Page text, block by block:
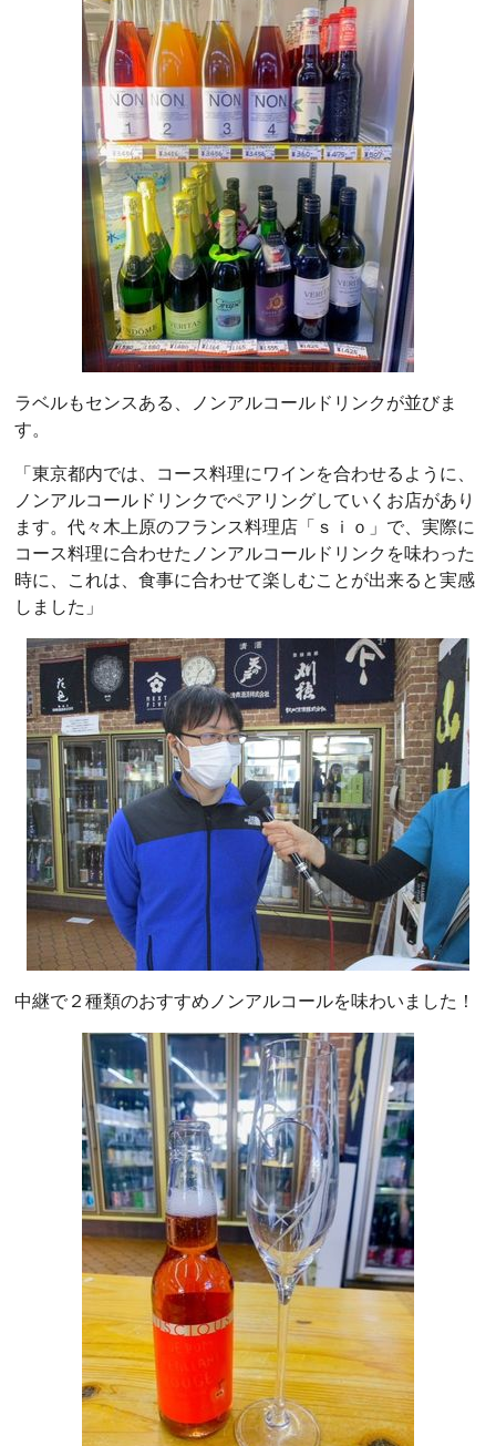
ラベルもセンスある、ノンアルコールドリンクが並びま
す。
「東京都内では、コース料理にワインを合わせるように、
ノンアルコールドリンクでペアリングしていくお店があり
ます。代々木上原のフランス料理店「ｓｉｏ」で、実際に
コース料理に合わせたノンアルコールドリンクを味わった
時に、これは、食事に合わせて楽しむことが出来ると実感
しました」
中継で２種類のおすすめノンアルコールを味わいました！